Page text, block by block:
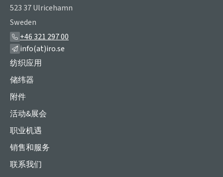
523 37 Ulricehamn
Sweden
+46 321 297 00
info(at)iro.se
纺织应用
储纬器
附件
活动&展会
职业机遇
销售和服务
联系我们